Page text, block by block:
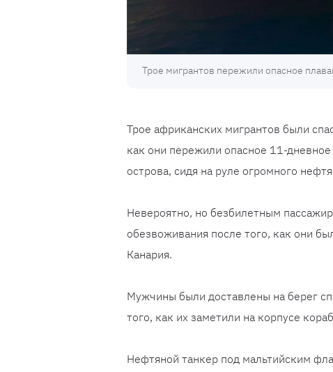
Трое мигрантов пережили опасное
Трое африканских мигрантов были
как они пережили опасное 11-
острова, сидя на руле огромного
Невероятно, но безбилетным
обезвоживания после того, как они
Канария.
Мужчины были доставлены на берег
того, как их заметили на корпусе
Нефтяной танкер под мальтийским